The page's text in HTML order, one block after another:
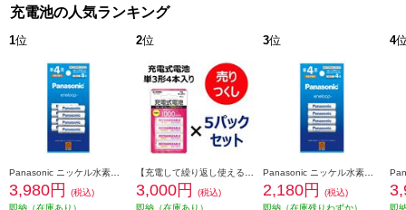
充電池の人気ランキング
1位
3,980円
(税込)
即納（在庫あり）
2位
3,000円
(税込)
即納（在庫あり）
3位
2,180円
(税込)
即納（在庫残りわずか）
4
即